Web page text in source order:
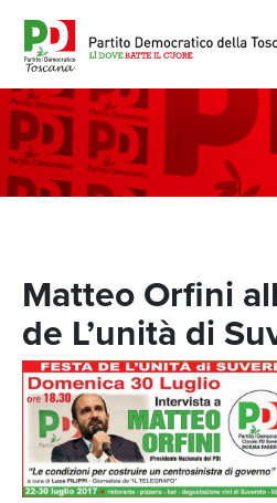
Matteo Orfini
de L’unità di